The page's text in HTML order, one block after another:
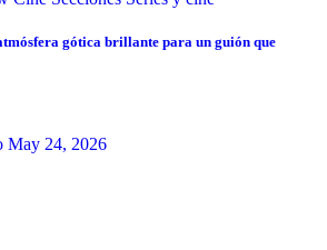
gótica brillante para un guión que
May 24, 2026